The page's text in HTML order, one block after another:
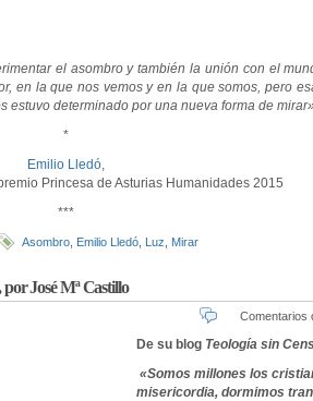
el asombro y también la unión con el
en la que nos vemos y en la que somos, pero
estuvo determinado por una nueva forma de mirar»
*
Emilio Lledó,
Princesa de Asturias Humanidades 2015
***
Asombro Emilio Lledó Luz Mirar
José Mª Castillo
Comentarios
De su blog Teología sin
«Somos millones los
misericordia, dormimos